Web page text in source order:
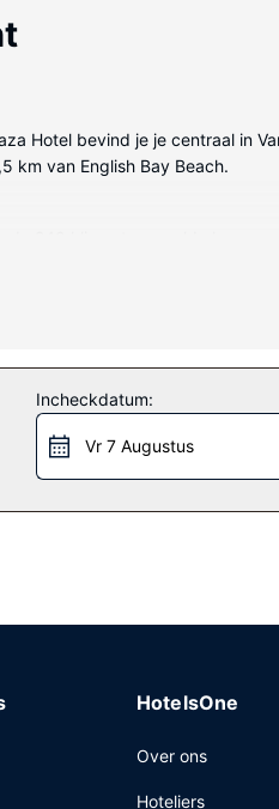
Hotel bevind je je centraal in
km van English Bay Beach.
flatscreentelevisie van 32 inch
en een kapsalon.
bij C|Prime Restaurant,
Incheckdatum:
Vr 7 Augustus
HotelsOne
Over ons
Hoteliers